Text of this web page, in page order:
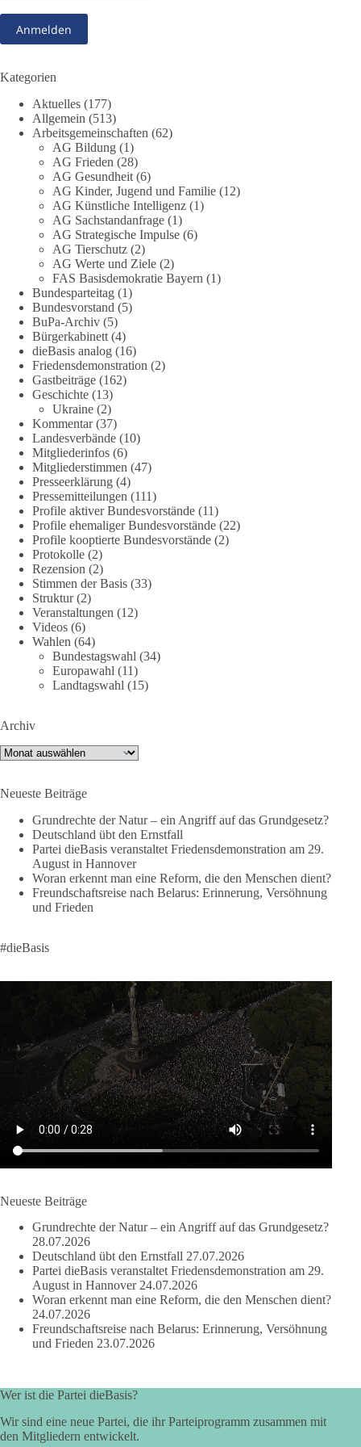
❓ Wie wurden politische Entscheidungen getroffen?
❓ Welche Maßnahmen waren notwendig und welche nicht?
Folgen für Kinder, Familien, Unternehmen und das Vertrauen
🟩🟩🟦🟦🟥🟥🟧🟧
Eine demokratische Gesellschaft lebt nicht davon, unbequeme
Fragen zu vermeiden. Sie lebt davon, Fragen offen zu stellen
und transparent zu beantworten.
dieBasis fordert deshalb weiterhin eine unabhängige,
vollständige und transparente Aufarbeitung der Corona-Politik.
Ohne Denkverbote, ohne Vorverurteilungen und ohne Tabus.
Quellen:https://apnews.com/article/fauci-diaries-covid-origins-
rand-paul-6b25da9f75a0becbaf2886ab22643e67
https://www.tichyseinblick.de/kolumnen/aus-aller-welt/usa-
tagebuch-fauci-corona-impfung/
#dieBasis #Corona #Aufarbeitung
#Vertrauen
239 36 60
DieBasis
2 Tage(n) zuvor
🕊 Wir wollen den Krieg mit Russland nicht!
Am 20. Juni 2026 fand in Berlin am Brandenburger Tor die
Demonstration mit dem Motto „Russland ist nicht unser
Feind“ statt.
Hier ein Auszug aus der Rede von der
Bundestagsabgeordneten Sevim Dağdelen (BSW).
„Wir müssen Nein sagen zu diesem stinkenden
👉 Hier geht es zum vollständigen Video:
https://www.youtube.com/live/a9hOswSNg4I?
🟩🟩🟦🟦🟥🟥🟧🟧
❤️ Wir freuen uns über deine Unterstützung:
https://diebasis.de/spenden/
#dieBasis #frieden #russandistnichtunserFeind #friedenspartei
377
DieBasis
2 Tage(n) zuvor
Wusstest du, dass ein guter Antrag nicht besser oder schlechter
wird, nur weil er von einer bestimmten Partei kommt?
Sachsen-Anhalt braucht Lösungen für Schule, Pflege,
Wirtschaft, Infrastruktur und die Kommunen. Diese Probleme
werden nicht kleiner, wenn im Landtag zuerst auf Parteifarbe
und erst danach auf den Inhalt geschaut wird.
dieBasis Sachsen-Anhalt steht für Kooperation in Sachfragen.
Jeder Antrag soll danach bewertet werden, ob er dem Land
und den Menschen wirklich nützt.
Zustimmung, wenn ein Vorschlag sinnvoll ist. Ablehnung,
wenn er Sachsen-Anhalt nicht weiterbringt.
💬 Was ist dir wichtiger: der Absender eines Antrags oder das
Ergebnis für Sachsen-Anhalt?
👉 Folgen:
https://www.facebook.com/groups/diebasissachsenanhalt/
Kategorien
Aktuelles (177)
Allgemein (513)
Arbeitsgemeinschaften (62)
AG Bildung (1)
AG Frieden (28)
AG Gesundheit (6)
AG Kinder, Jugend und Familie (12)
AG Künstliche Intelligenz (1)
AG Sachstandanfrage (1)
AG Strategische Impulse (6)
AG Tierschutz (2)
AG Werte und Ziele (2)
FAS Basisdemokratie Bayern (1)
Bundesparteitag (1)
Bundesvorstand (5)
BuPa-Archiv (5)
Bürgerkabinett (4)
dieBasis analog (16)
Friedensdemonstration (2)
Gastbeiträge (162)
Geschichte (13)
Ukraine (2)
Kommentar(37)
Landesverbände (10)
Mitgliederinfos (6)
Mitgliederstimmen (47)
Presseerklärung (4)
Pressemitteilungen (111)
Profile aktiver Bundesvorstände (11)
Profile ehemaliger Bundesvorstände (22)
Profile kooptierte Bundesvorstände (2)
Protokolle (2)
Rezension (2)
Stimmen der Basis (33)
Struktur(2)
Veranstaltungen (12)
Videos (6)
Wahlen (64)
Bundestagswahl (34)
Europawahl (11)
Landtagswahl (15)
Archiv
Archiv
Neueste Beiträge
Grundrechte der Natur – ein Angriff auf das Grundgesetz?
Deutschland übt den Ernstfall
Partei dieBasis veranstaltet Friedensdemonstration am 29.
August in Hannover
Woran erkennt man eine Reform, die den Menschen dient?
Freundschaftsreise nach Belarus: Erinnerung, Versöhnung
und Frieden
#dieBasis
Neueste Beiträge
Grundrechte der Natur – ein Angriff auf das Grundgesetz?
28.07.2026
Deutschland übt den Ernstfall 27.07.2026
Partei dieBasis veranstaltet Friedensdemonstration am 29.
August in Hannover 24.07.2026
Woran erkennt man eine Reform, die den Menschen dient?
24.07.2026
Freundschaftsreise nach Belarus: Erinnerung, Versöhnung
und Frieden 23.07.2026
Wer ist die Partei dieBasis?
Wir sind eine neue Partei, die ihr Parteiprogramm zusammen mit
den Mitgliedern entwickelt.